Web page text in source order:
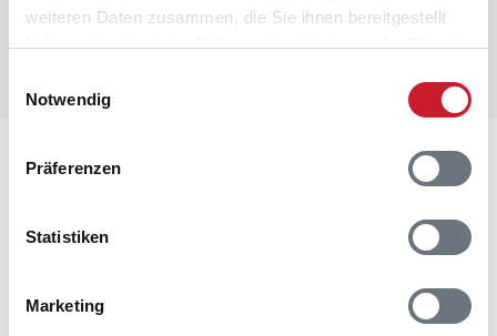
weiteren Daten zusammen, die Sie ihnen bereitgestellt
haben oder die sie im Rahmen Ihrer Nutzung der Dienste
Notwendig
Präferenzen
Statistiken
Marketing
Lageplan
Ferienhaus BV411
Blåvand
6857 Blåvand